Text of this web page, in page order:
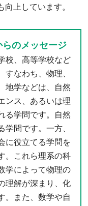
上しています。
らのメッセージ
校、高等学校など
すなわち、物理、
地学などは、自然
ンス、あるいは理
る学問です。自然
学問です。一方、
に役立てる学問を
。これら理系の科
学によって物理の
理解が深まり、化
。また、数学や自